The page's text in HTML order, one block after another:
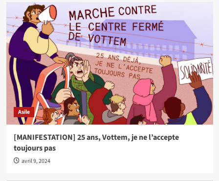
Asile
[MANIFESTATION] 25 ans, Vottem, je ne l’accepte
toujours pas
avril 9, 2024